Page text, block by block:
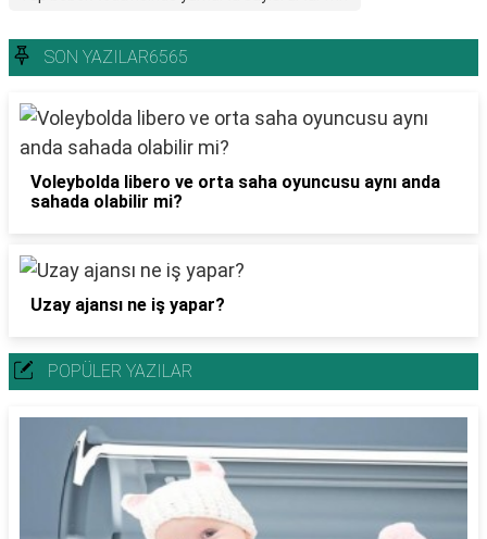
SON YAZILAR6565
Voleybolda libero ve orta saha oyuncusu aynı anda
sahada olabilir mi?
Uzay ajansı ne iş yapar?
POPÜLER YAZILAR